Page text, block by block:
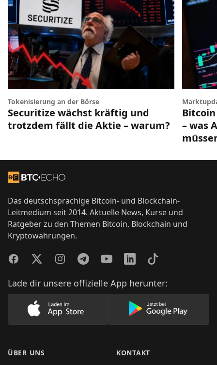
Tokenisierung an der Börse
Securitize wächst kräftig und
trotzdem fällt die Aktie – warum?
– was
Zur Startseite
Das deutschsprachige Bitcoin- und Blockchain-
Leitmedium seit 2014. Aktuelle News, Kurse und
Ratgeber zu den Themen Bitcoin, Blockchain und
Kryptowährungen.
FacebookTwitterInstagramTelegramYouTubeLinkedInTikTok
Lade dir unsere offizielle App herunter:
Lade unsere App im AppStore herunter
Lade unsere
ÜBER UNS KONTAKT